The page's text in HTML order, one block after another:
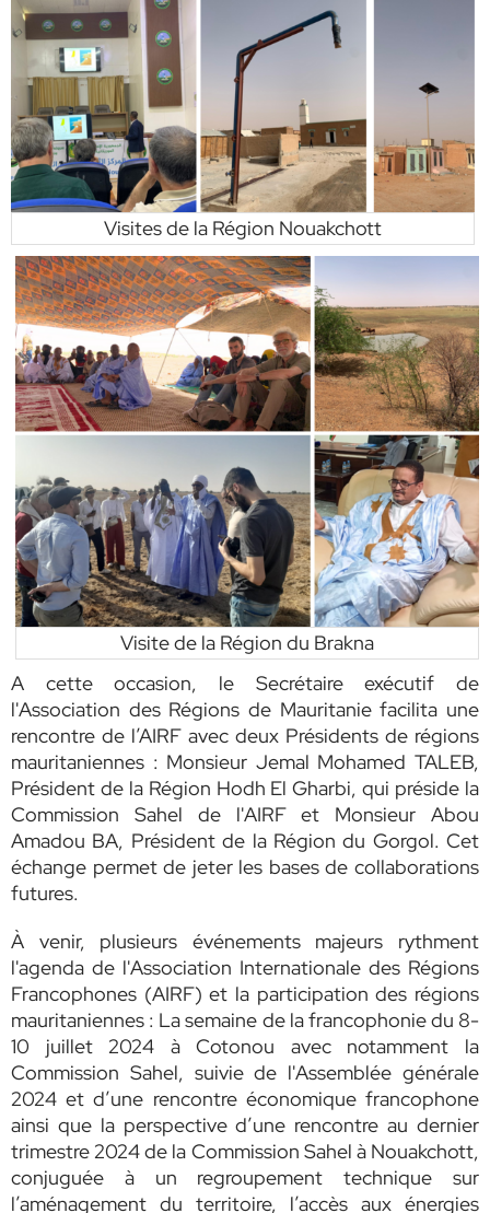
Visites de la Région Nouakchott
Visite de la Région du Brakna
A cette occasion, le Secrétaire exécutif de
l'Association des Régions de Mauritanie facilita une
rencontre de l’AIRF avec deux Présidents de régions
mauritaniennes : Monsieur Jemal Mohamed TALEB,
Président de la Région Hodh El Gharbi, qui préside la
Commission Sahel de l'AIRF et Monsieur Abou
Amadou BA, Président de la Région du Gorgol. Cet
échange permet de jeter les bases de collaborations
futures.
À venir, plusieurs événements majeurs rythment
l'agenda de l'Association Internationale des Régions
Francophones (AIRF) et la participation des régions
mauritaniennes : La semaine de la francophonie du 8-
10 juillet 2024 à Cotonou avec notamment la
Commission Sahel, suivie de l'Assemblée générale
2024 et d’une rencontre économique francophone
ainsi que la perspective d’une rencontre au dernier
trimestre 2024 de la Commission Sahel à Nouakchott,
conjuguée à un regroupement technique sur
l’aménagement du territoire, l’accès aux énergies